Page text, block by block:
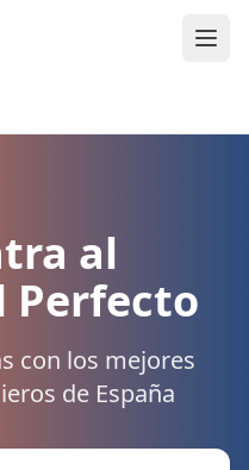
al
Perfecto
con los mejores
de España